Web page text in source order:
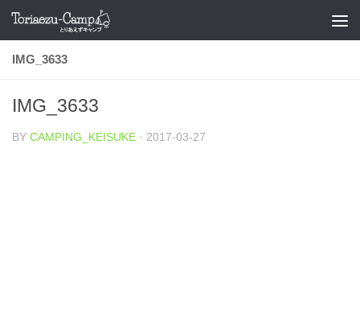
コンテンツへスキップ
IMG_3633
IMG_3633
BY CAMPING_KEISUKE · 2017-03-27